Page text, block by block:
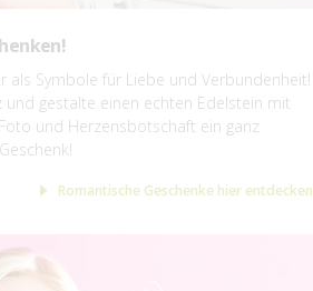
als Symbole für Liebe und Verbundenheit!
und gestalte einen echten Edelstein mit
und Herzensbotschaft ein ganz
Romantische Geschenke hier entdecken